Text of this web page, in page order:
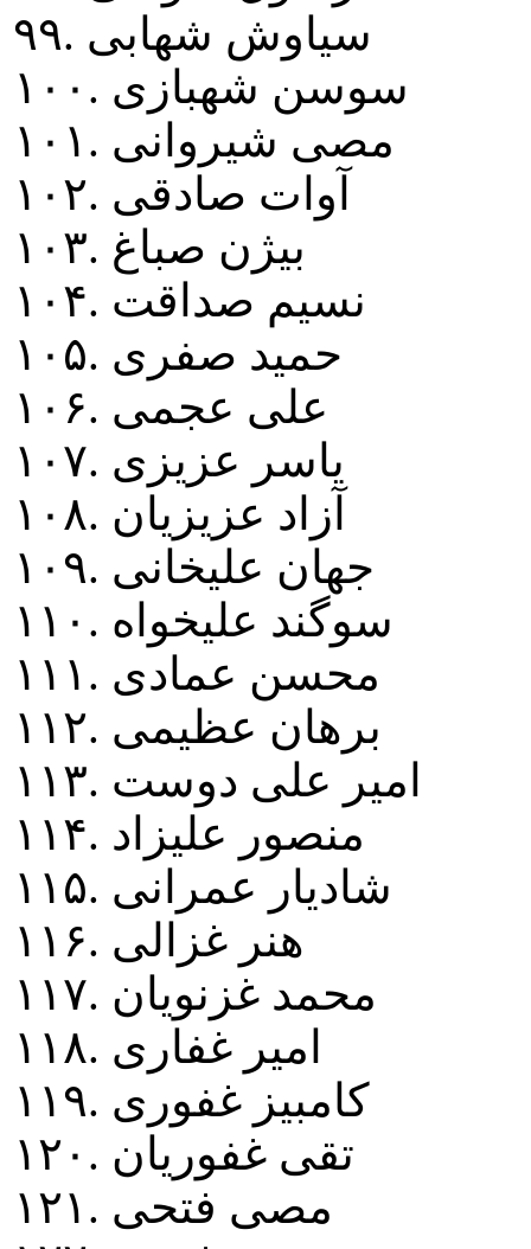
۹۹. سياوش شهابی
۱۰۰. سوسن شهبازی
۱۰۱. مصی شيروانی
۱۰۲. آوات صادقی
۱۰۳. بيژن صباغ
۱۰۴. نسيم صداقت
۱۰۵. حميد صفری
۱۰۶. علی عجمی
۱۰۷. ياسر عزيزی
۱۰۸. آزاد عزيزيان
۱۰۹. جهان عليخانی
۱۱۰. سوگند عليخواه
۱۱۱. محسن عمادی
۱۱۲. برهان عظيمی
۱۱۳. امير علی دوست
۱۱۴. منصور عليزاد
۱۱۵. شاديار عمرانی
۱۱۶. هنر غزالی
۱۱۷. محمد غزنويان
۱۱۸. امير غفاری
۱۱۹. کامبيز غفوری
۱۲۰. تقی غفوريان
۱۲۱. مصی فتحی